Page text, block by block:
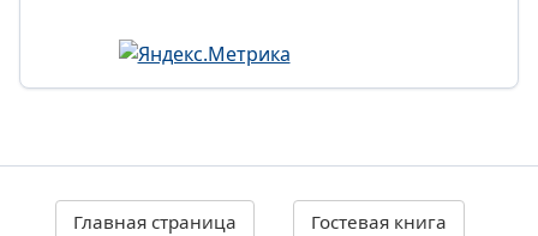
Главная страница Гостевая книга